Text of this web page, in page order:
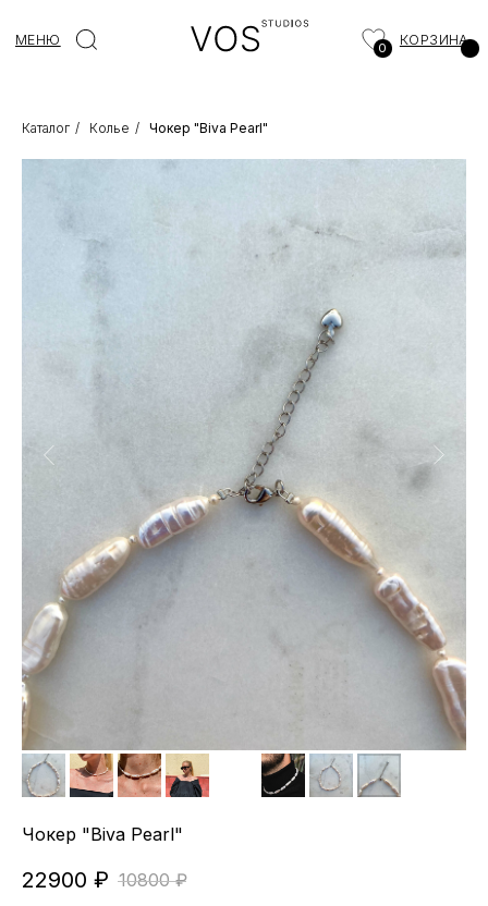
КОРЗИНА
Каталог / Колье / Чокер "Biva Pearl"
Чокер "Biva Pearl"
22900 ₽ 10800 ₽